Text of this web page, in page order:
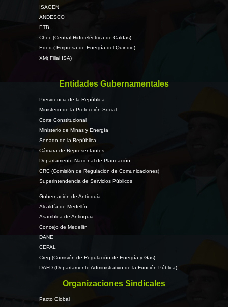
ISAGEN
ANDESCO
ETB
Chec (Central Hidroeléctrica de Caldas)
Edeq ( Empresa de Energía del Quindio)
XM( Filial ISA)
Entidades Gubernamentales
Presidencia de la República
Ministerio de la Protección Social
Corte Constitucional
Ministerio de Minas y Energía
Senado de la República
Cámara de Representantes
Departamento Nacional de Planeación
CRC (Comisión de Regulación de Comunicaciones)
Superintendencia de Servicios Públicos
Gobernación de Antioquia
Alcaldía de Medellín
Asamblea de Antioquia
Concejo de Medellín
DANE
CEPAL
Creg (Comisión de Regulación de Energía y Gas)
DAFD (Departamento Administrativo de la Función Pública)
Organizaciones Sindicales
Pacto Global